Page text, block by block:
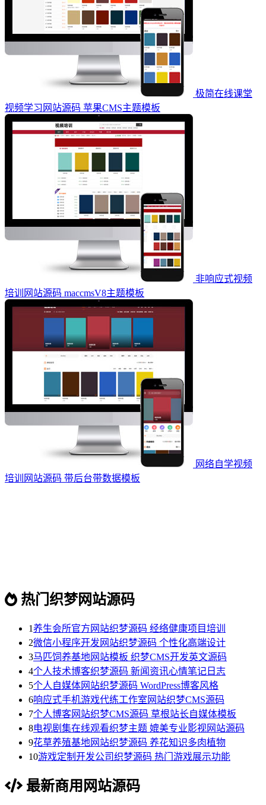
极简在线课堂
视频学习网站源码 苹果CMS主题模板
非响应式视频
培训网站源码 maccmsV8主题模板
网络自学视频
培训网站源码 带后台带数据模板
热门织梦网站源码
1养生会所官方网站织梦源码 经络健康项目培训
2微信小程序开发网站织梦源码 个性化高端设计
3马匹饲养基地网站模板 织梦CMS开发英文源码
4个人技术博客织梦源码 新闻资讯心情笔记日志
5个人自媒体网站织梦源码 WordPress博客风格
6响应式手机游戏代练工作室网站织梦CMS源码
7个人博客网站织梦CMS源码 草根站长自媒体模板
8电视剧集在线观看织梦主题 媲美专业影视网站源码
9花草养殖基地网站织梦源码 养花知识多肉植物
10游戏定制开发公司织梦源码 热门游戏展示功能
最新商用网站源码